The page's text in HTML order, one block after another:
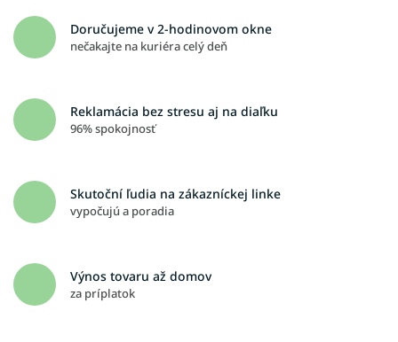
Doručujeme v 2-hodinovom okne
nečakajte na kuriéra celý deň
Reklamácia bez stresu aj na diaľku
96% spokojnosť
Skutoční ľudia na zákazníckej linke
vypočujú a poradia
Výnos tovaru až domov
za príplatok